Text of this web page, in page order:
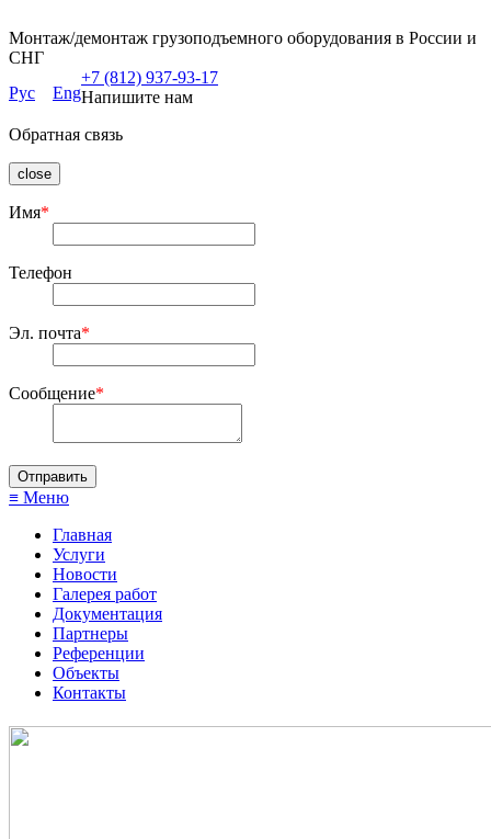
Монтаж/демонтаж грузоподъемного оборудования в России и
СНГ
Рус
Eng
+7 (812) 937-93-17
Напишите нам
Обратная связь
close
Имя*
Телефон
Эл. почта*
Сообщение*
≡ Меню
Главная
Услуги
Новости
Галерея работ
Документация
Партнеры
Референции
Объекты
Контакты